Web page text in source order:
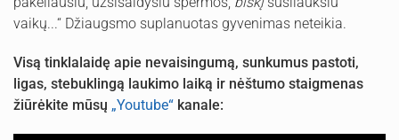
vaikų...“ Džiaugsmo suplanuotas gyvenimas neteikia.
Visą tinklalaidę apie nevaisingumą, sunkumus pastoti,
ligas, stebuklingą laukimo laiką ir nėštumo staigmenas
žiūrėkite mūsų „Youtube“ kanale: